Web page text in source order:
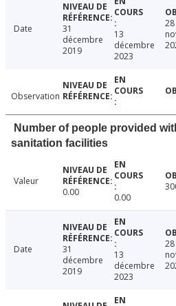
Date
31
décembre
2019
13
décembre
2023
28
Observation
Number of people provided
sanitation facilities
Valeur
0.00
0.00
Date
31
décembre
2019
13
décembre
2023
28